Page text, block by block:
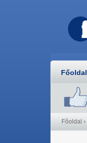
Főoldal
Főoldal ›